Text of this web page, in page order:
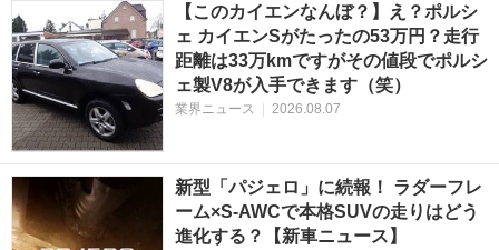
【このカイエンなんぼ？】え？ポルシ
ェ カイエンSがたったの53万円？走行
距離は33万kmですがその値段でポルシ
ェ製V8が入手できます（笑）
業界ニュース 2026.08.07
新型「パジェロ」に続報！ ラダーフレ
ーム×S-AWCで本格SUVの走りはどう
進化する？【新車ニュース】